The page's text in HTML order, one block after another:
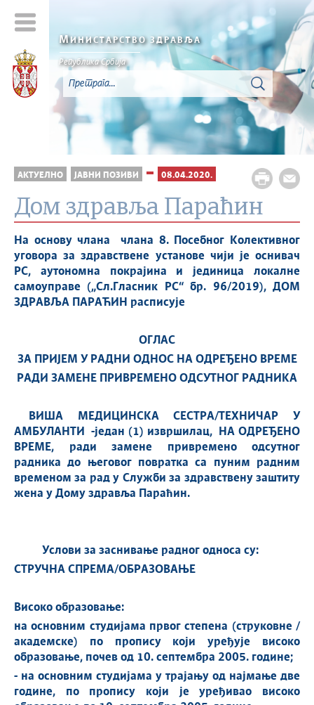
МИНИСТАРСТВО ЗДРАВЉА
Република Србија
АКТУЕЛНО ЈАВНИ ПОЗИВИ 08.04.2020.
Дом здравља Параћин
На основу члана члана 8. Посебног Колективног
уговора за здравствене установе чији је оснивач
РС, аутономна покрајина и јединица локалне
самоуправе („Сл.Гласник РС“ бр. 96/2019),ДОМ
ЗДРАВЉА ПАРАЋИН расписује
ОГЛАС
ЗА ПРИЈЕМ У РАДНИ ОДНОС НА ОДРЕЂЕНО ВРЕМЕ
РАДИ ЗАМЕНЕ ПРИВРЕМЕНО ОДСУТНОГ РАДНИКА
ВИША МЕДИЦИНСКА СЕСТРА/ТЕХНИЧАР У
AМБУЛАНТИ -један (1) извршилац, НА ОДРЕЂЕНО
ВРЕМЕ, ради замене привремено одсутног
радника до његовог повратка са пуним радним
временом за рад у Служби за здравствену заштиту
жена у Дому здравља Параћин.
Услови за заснивање радног односа су:
СТРУЧНА СПРЕМА/ОБРАЗОВАЊЕ
Високо образовање:
на основним студијама првог степена (струковне /
академске) по пропису који уређује високо
образовање, почев од 10. септембра 2005. године;
- на основним студијама у трајању од најмање две
године, по пропису који је уређивао високо